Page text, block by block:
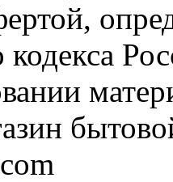
кодекса